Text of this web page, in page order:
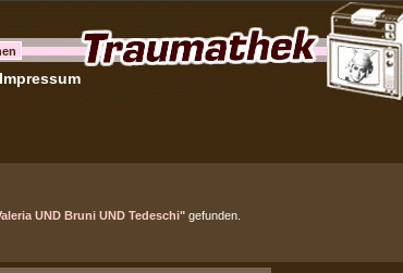
Impressum
UND Bruni UND Tedeschi" gefunden.